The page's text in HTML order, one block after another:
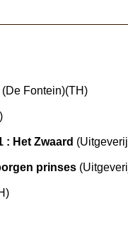
(De Fontein)(TH)
: Het Zwaard
prinses